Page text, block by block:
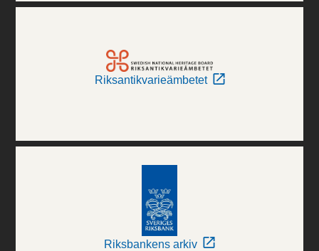
Riksantikvarieämbetet
Riksbankens arkiv